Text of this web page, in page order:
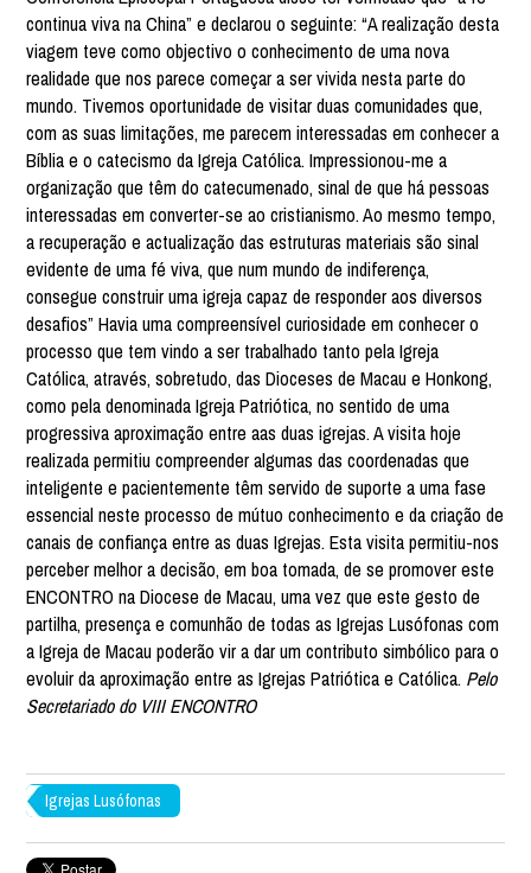
continua viva na China” e declarou o seguinte: “A realização desta
viagem teve como objectivo o conhecimento de uma nova
realidade que nos parece começar a ser vivida nesta parte do
mundo. Tivemos oportunidade de visitar duas comunidades que,
com as suas limitações, me parecem interessadas em conhecer a
Bíblia e o catecismo da Igreja Católica. Impressionou-me a
organização que têm do catecumenado, sinal de que há pessoas
interessadas em converter-se ao cristianismo. Ao mesmo tempo,
a recuperação e actualização das estruturas materiais são sinal
evidente de uma fé viva, que num mundo de indiferença,
consegue construir uma igreja capaz de responder aos diversos
desafios” Havia uma compreensível curiosidade em conhecer o
processo que tem vindo a ser trabalhado tanto pela Igreja
Católica, através, sobretudo, das Dioceses de Macau e Honkong,
como pela denominada Igreja Patriótica, no sentido de uma
progressiva aproximação entre aas duas igrejas. A visita hoje
realizada permitiu compreender algumas das coordenadas que
inteligente e pacientemente têm servido de suporte a uma fase
essencial neste processo de mútuo conhecimento e da criação de
canais de confiança entre as duas Igrejas. Esta visita permitiu-nos
perceber melhor a decisão, em boa tomada, de se promover este
ENCONTRO na Diocese de Macau, uma vez que este gesto de
partilha, presença e comunhão de todas as Igrejas Lusófonas com
a Igreja de Macau poderão vir a dar um contributo simbólico para o
evoluir da aproximação entre as Igrejas Patriótica e Católica. Pelo
Secretariado do VIII ENCONTRO
Igrejas Lusófonas